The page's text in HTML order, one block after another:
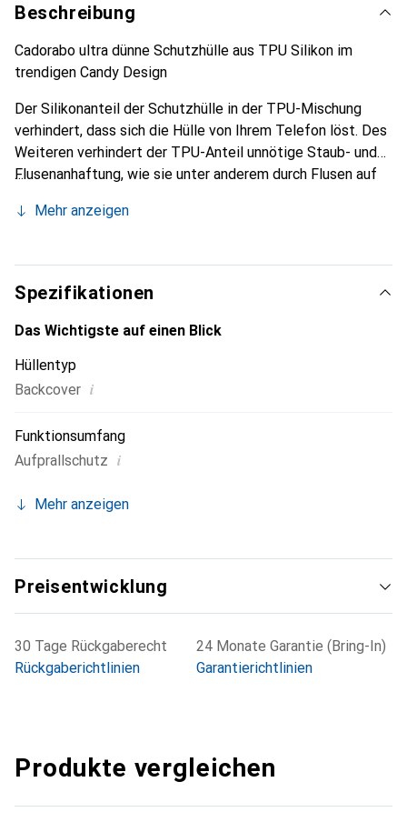
Beschreibung
Cadorabo ultra dünne Schutzhülle aus TPU Silikon im
trendigen Candy Design
Der Silikonanteil der Schutzhülle in der TPU-Mischung
verhindert, dass sich die Hülle von Ihrem Telefon löst. Des
Weiteren verhindert der TPU-Anteil unnötige Staub- und
Flusenanhaftung, wie sie unter anderem durch Flusen auf
Mehr anzeigen
Spezifikationen
Das Wichtigste auf einen Blick
Hüllentyp
Backcover i
Funktionsumfang
Aufprallschutz i
Mehr anzeigen
Preisentwicklung
30 Tage Rückgaberecht
Rückgaberichtlinien
24 Monate Garantie (Bring-In)
Garantierichtlinien
Produkte vergleichen